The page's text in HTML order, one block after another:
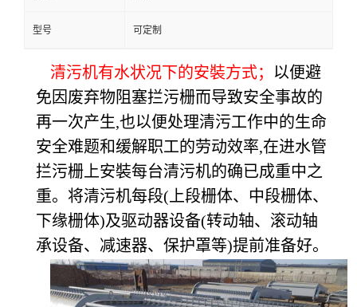
型号 可定制
清污机有水状况下的安裝方式； 以便避
免因废弃物阻塞拦污栅而导致安全事故的
再一次产生,也以便处理清污工作中的生命
安全难题和缓解职工的劳动效率,在进水管
拦污栅上安裝每台清污机的确已成重中之
重。将清污机每段(上段栅体、中段栅体、
下缘栅体)及驱动器设备(转动轴、滚动轴
承设备、减速器、保护罩等)提前准备好。